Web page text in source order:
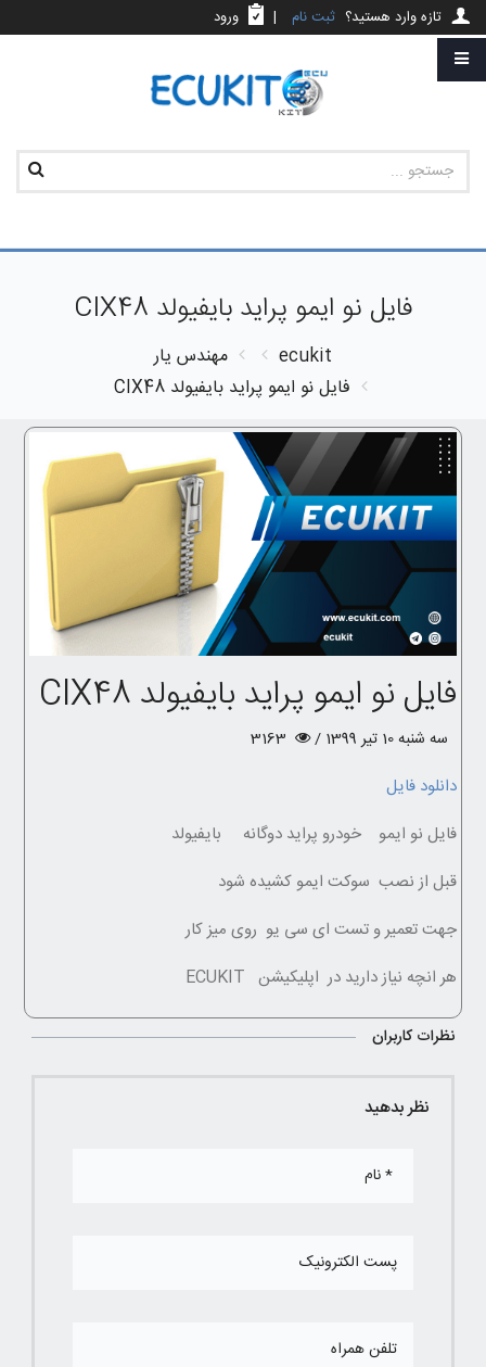
تازه وارد هستید؟ ثبت نام | ورود
فایل نو ایمو پراید بایفیولد CIX48
ecukit
مهندس یار
فایل نو ایمو پراید بایفیولد CIX48
فایل نو ایمو پراید بایفیولد CIX48
سه شنبه 10 تیر 1399 /
دانلود فایل
فایل نو ایمو خودرو پراید دوگانه بایفیولد
قبل از نصب سوکت ایمو کشیده شود
جهت تعمیر و تست ای سی یو روی میز کار
هر انچه نیاز دارید در اپلیکیشن ECUKIT
نظرات کاربران
نظر بدهید